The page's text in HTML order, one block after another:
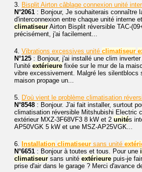
3.
Bisplit Airton câblage connexion unité
N°2061 : Bonjour, Je souhaiterais connaître
d'interconnexion entre chaque unité interne
climatiseur Airton Bisplit réversible TAC-
précisément, j'ai facilement...
4. Vibrations excessives unité climatiseur
N°125 : Bonjour, j'ai installé une clim
l'unité extérieure fixée sur le mur de la
vibre excessivement. Malgré les silentblocs
maison propage un...
5.
D'où vient le problème climatisation
N°8548 : Bonjour. J'ai fait installer, surtout
climatisation réversible Mitshubishi Electric
extérieur MXZ-3F68VF3 8 kW et 2 unités
AP50VGK 5 kW et une MSZ-AP25VGK...
6. Installation climatiseur sans unité
N°6651 : Bonjour à toutes et tous. Pour une
climatiseur sans unité extérieure puis-je
prise d'air dans le garage ? Merci d'avance